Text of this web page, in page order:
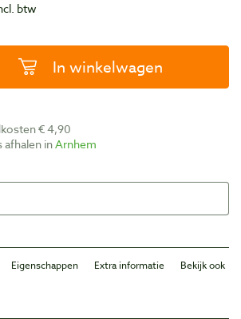
btw
In winkelwagen
€ 4,90
afhalen inArnhem
Eigenschappen Extra informatie Bekijk ook